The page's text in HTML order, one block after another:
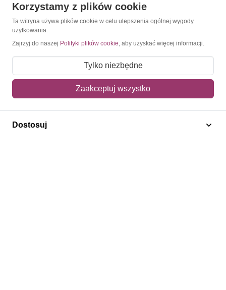
Konto
Moje konto
Mój koszyk
Adres dostawy
Polecamy
Korzystamy z plików cookie
Ta witryna używa plików cookie w celu ulepszenia ogólnej wygody
użytkowania.
Zajrzyj do naszej Polityki plików cookie, aby uzyskać więcej informacji.
Tylko niezbędne
Zaakceptuj wszystko
Dostosuj